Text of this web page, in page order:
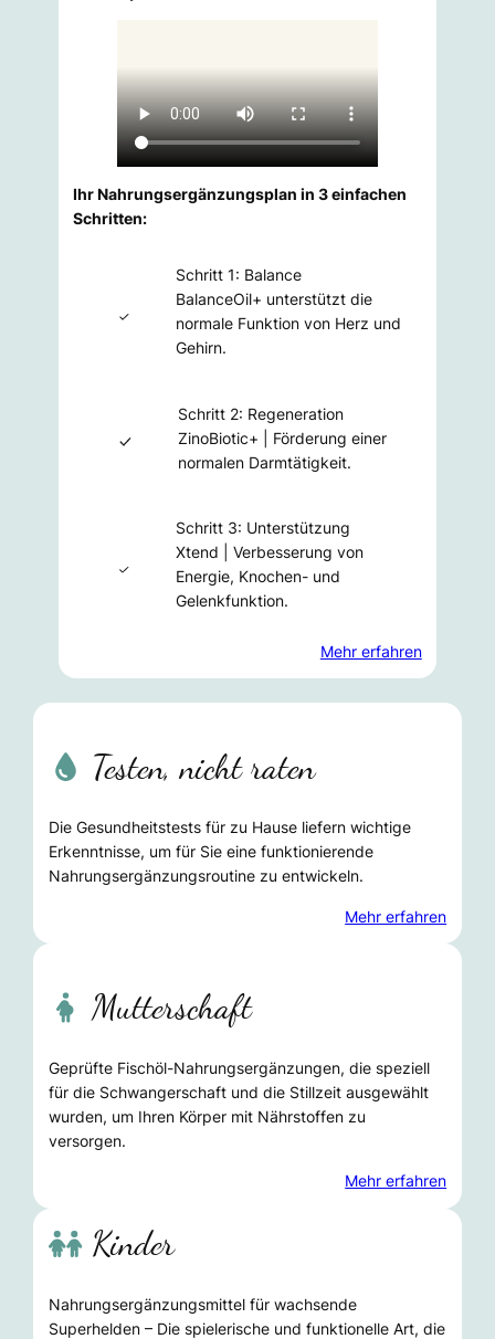
Ihr Nahrungsergänzungsplan in 3 einfachen
Schritten:
Schritt 1: Balance
BalanceOil+ unterstützt die
normale Funktion von Herz und
Gehirn.
Schritt 2: Regeneration
ZinoBiotic+ | Förderung einer
normalen Darmtätigkeit.
Schritt 3: Unterstützung
Xtend | Verbesserung von
Energie, Knochen- und
Gelenkfunktion.
Mehr erfahren
Testen, nicht raten
Die Gesundheitstests für zu Hause liefern wichtige
Erkenntnisse, um für Sie eine funktionierende
Nahrungsergänzungsroutine zu entwickeln.
Mehr erfahren
Mutterschaft
Geprüfte Fischöl-Nahrungsergänzungen, die speziell
für die Schwangerschaft und die Stillzeit ausgewählt
wurden, um Ihren Körper mit Nährstoffen zu
versorgen.
Mehr erfahren
Kinder
Nahrungsergänzungsmittel für wachsende
Superhelden – Die spielerische und funktionelle Art, die